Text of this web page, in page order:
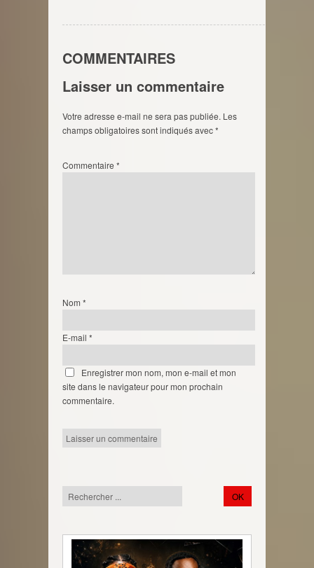
COMMENTAIRES
Laisser un commentaire
Votre adresse e-mail ne sera pas publiée. Les
champs obligatoires sont indiqués avec*
Commentaire *
Nom *
E-mail *
Enregistrer mon nom, mon e-mail et mon
site dans le navigateur pour mon prochain
commentaire.